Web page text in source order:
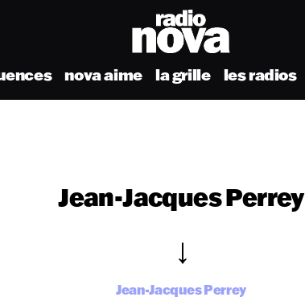
nova aime la grille les radios
Jean-Jacques Perrey
Jean-Jacques Perrey